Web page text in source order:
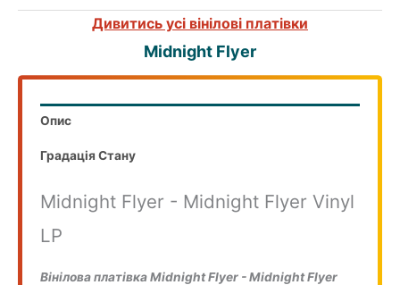
Дивитись усі вінілові платівки
Midnight Flyer
Опис
Градація Стану
Midnight Flyer - Midnight Flyer Vinyl
LP
Вінілова платівка Midnight Flyer - Midnight Flyer